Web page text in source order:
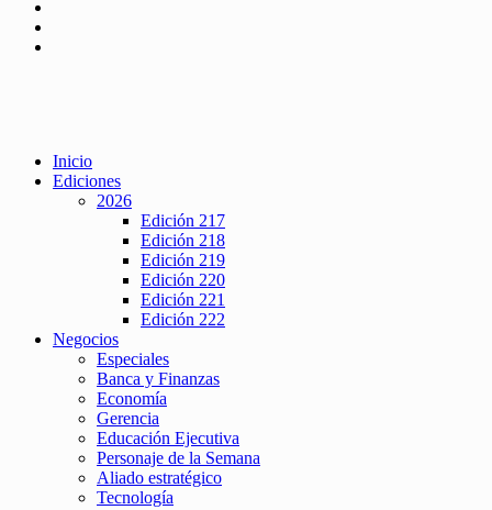
Inicio
Ediciones
2026
Edición 217
Edición 218
Edición 219
Edición 220
Edición 221
Edición 222
Negocios
Especiales
Banca y Finanzas
Economía
Gerencia
Educación Ejecutiva
Personaje de la Semana
Aliado estratégico
Tecnología